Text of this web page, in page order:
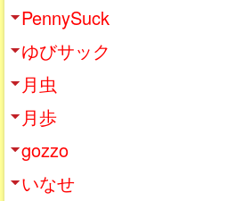
PennySuck
ゆびサック
月虫
月歩
gozzo
いなせ